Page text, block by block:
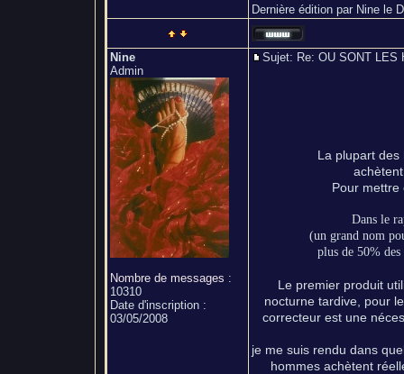
Dernière édition par Nine le
Nine
Admin
Nombre de messages :
10310
Date d'inscription :
03/05/2008
Sujet: Re: OU SONT
La plupart des
Pour mettre
Dans le
(un grand nom
plus de 50%
Le premier produit
nocturne tardive, pour
correcteur est une
je me suis rendu dans
hommes achètent